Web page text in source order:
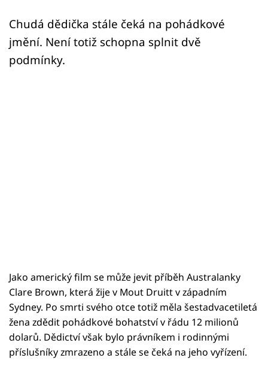
Chudá dědička stále čeká na pohádkové
jmění. Není totiž schopna splnit dvě
podmínky.
Jako americký film se může jevit příběh Australanky
Clare Brown, která žije v Mout Druitt v západním
Sydney. Po smrti svého otce totiž měla šestadvacetiletá
žena zdědit pohádkové bohatství v řádu 12 milionů
dolarů. Dědictví však bylo právníkem i rodinnými
příslušníky zmrazeno a stále se čeká na jeho vyřízení.